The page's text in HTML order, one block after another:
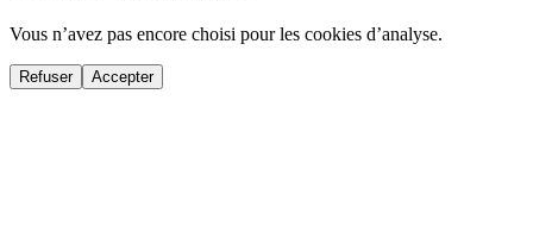
Vous n’avez pas encore choisi pour les cookies d’analyse.
Refuser Accepter